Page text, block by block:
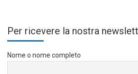
Per ricevere la nostra
Nome o nome completo